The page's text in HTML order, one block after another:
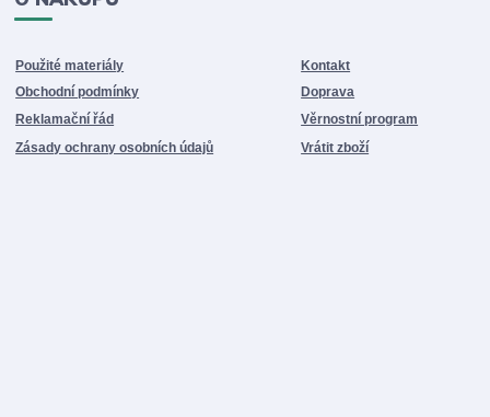
Použité materiály
Kontakt
Obchodní podmínky
Doprava
Reklamační řád
Věrnostní program
Zásady ochrany osobních údajů
Vrátit zboží